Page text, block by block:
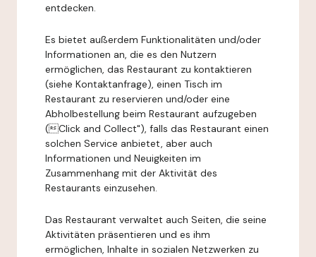
entdecken.
Es bietet außerdem Funktionalitäten und/oder
Informationen an, die es den Nutzern
ermöglichen, das Restaurant zu kontaktieren
(siehe Kontaktanfrage), einen Tisch im
Restaurant zu reservieren und/oder eine
Abholbestellung beim Restaurant aufzugeben
(Click and Collect"), falls das Restaurant einen
solchen Service anbietet, aber auch
Informationen und Neuigkeiten im
Zusammenhang mit der Aktivität des
Restaurants einzusehen.
Das Restaurant verwaltet auch Seiten, die seine
Aktivitäten präsentieren und es ihm
ermöglichen, Inhalte in sozialen Netzwerken zu